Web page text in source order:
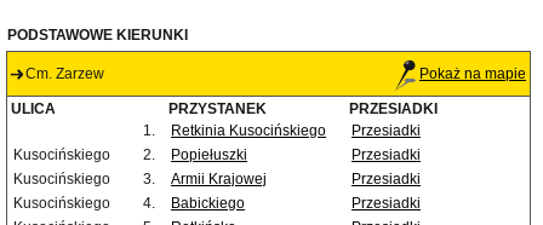
PODSTAWOWE KIERUNKI
Cm. Zarzew Pokaż na mapie
ULICA PRZYSTANEK
PRZESIADKI
1.
Retkinia Kusocińskiego
Przesiadki
Kusocińskiego
2. Popiełuszki
Przesiadki
Kusocińskiego
3. Armii Krajowej
Przesiadki
Kusocińskiego
4. Babickiego
Przesiadki